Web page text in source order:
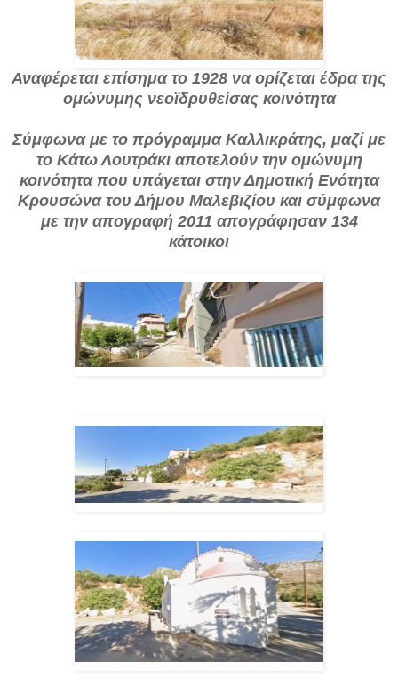
Αναφέρεται επίσημα το 1928 να ορίζεται έδρα της
ομώνυμης νεοϊδρυθείσας κοινότητα
Σύμφωνα με το πρόγραμμα Καλλικράτης, μαζί με
το Κάτω Λουτράκι αποτελούν την ομώνυμη
κοινότητα που υπάγεται στην Δημοτική Ενότητα
Κρουσώνα του Δήμου Μαλεβιζίου και σύμφωνα
με την απογραφή 2011 απογράφησαν 134
κάτοικοι